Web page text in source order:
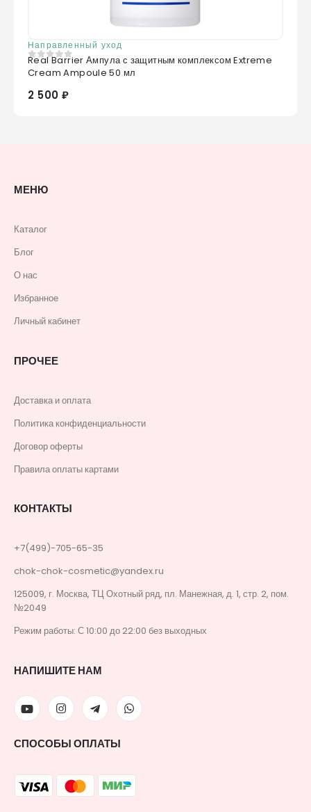
Направленный уход
0из 5
Real Barrier Ампула с защитным комплексом Extreme
Cream Ampoule 50 мл
2 500 ₽
МЕНЮ
Каталог
Блог
О нас
Избранное
Личный кабинет
ПРОЧЕЕ
Доставка и оплата
Политика конфиденциальности
Договор оферты
Правила оплаты картами
КОНТАКТЫ
+7(499)-705-65-35
chok-chok-cosmetic@yandex.ru
125009, г. Москва, ТЦ Охотный ряд, пл. Манежная, д. 1, стр. 2, пом.
№2049
Режим работы: С 10:00 до 22:00 без выходных
НАПИШИТЕ НАМ
СПОСОБЫ ОПЛАТЫ